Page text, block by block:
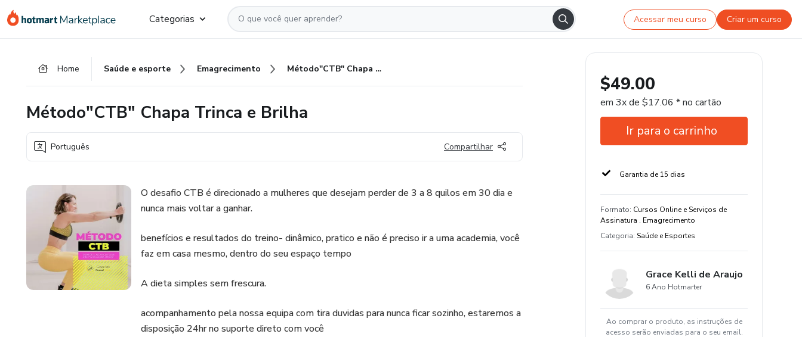
para
para
para
Categorias Acessar meu curso Criar um curso
Home Saúde e esporte Emagrecimento Método"CTB" Chapa Trinca e Brilha
Método"CTB" Chapa Trinca e Brilha
Português Compartilhar
O desafio CTB é direcionado a mulheres que desejam perder de 3 a 8 quilos em 30 dia e
nunca mais voltar a ganhar.
benefícios e resultados do treino- dinâmico, pratico e não é preciso ir a uma academia, você
faz em casa mesmo, dentro do seu espaço tempo
A dieta simples sem frescura.
acompanhamento pela nossa equipa com tira duvidas para nunca ficar sozinho, estaremos a
disposição 24hr no suporte direto com você
$49.00
em 3x de $17.06 * no cartão
Ir para o carrinho
Garantia de 15 dias
Formato: Cursos Online e Serviços de
Assinatura . Emagrecimento
Categoria: Saúde e Esportes
Grace Kelli de Araujo
6 Ano Hotmarter
Ao comprar o produto, as instruções de
acesso serão enviadas para o seu email.